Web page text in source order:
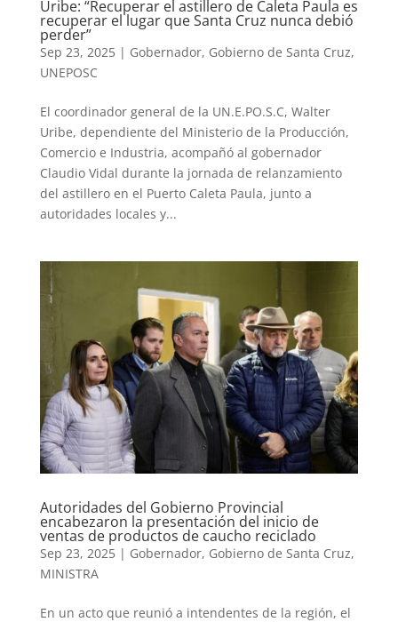
Uribe: “Recuperar el astillero de Caleta Paula es
recuperar el lugar que Santa Cruz nunca debió
perder”
Sep 23, 2025| Gobernador, Gobierno de Santa Cruz,
UNEPOSC
El coordinador general de la UN.E.PO.S.C, Walter
Uribe, dependiente del Ministerio de la Producción,
Comercio e Industria, acompañó al gobernador
Claudio Vidal durante la jornada de relanzamiento
del astillero en el Puerto Caleta Paula, junto a
autoridades locales y...
Autoridades del Gobierno Provincial
encabezaron la presentación del inicio de
ventas de productos de caucho reciclado
Sep 23, 2025| Gobernador, Gobierno de Santa Cruz,
MINISTRA
En un acto que reunió a intendentes de la región, el